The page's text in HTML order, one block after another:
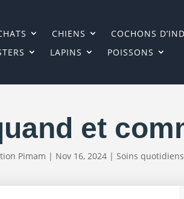
CHIENS COCHONS
LAPINS POISSONS
et
Pimam | Nov 16, 2024| Soins quotidiens